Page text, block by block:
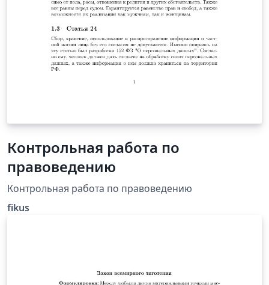
Контрольная работа по
правоведению
Контрольная работа по правоведению
fikus